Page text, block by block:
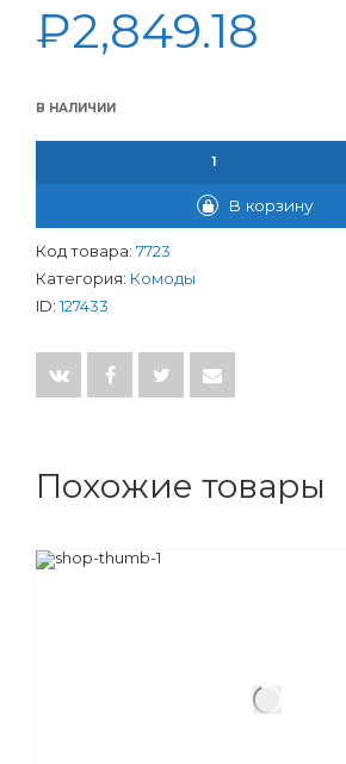
₽2,849.18
В НАЛИЧИИ
В корзину
Код товара: 7723
Категория: Комоды
ID: 127433
Похожие товары